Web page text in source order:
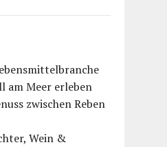
am Meer erleben
zwischen Reben
Wein &